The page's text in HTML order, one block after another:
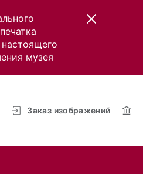
музея
Заказ изображений